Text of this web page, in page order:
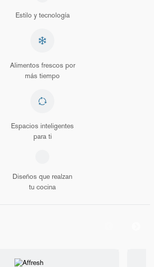
Estilo y tecnología
Alimentos frescos por
más tiempo
Espacios inteligentes
para ti
Diseños que realzan
tu cocina